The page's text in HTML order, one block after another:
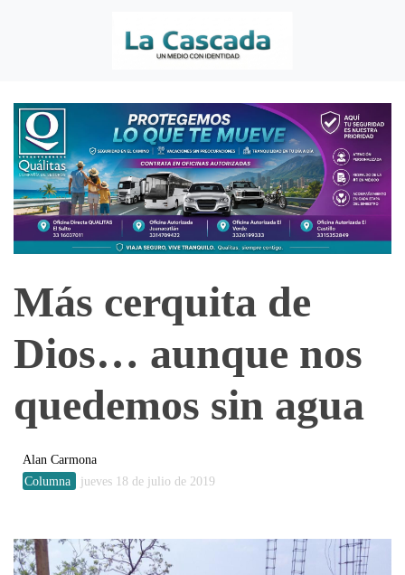
Más cerquita de
Dios… aunque nos
quedemos sin agua
Alan Carmona
Columna
jueves 18 de julio de 2019